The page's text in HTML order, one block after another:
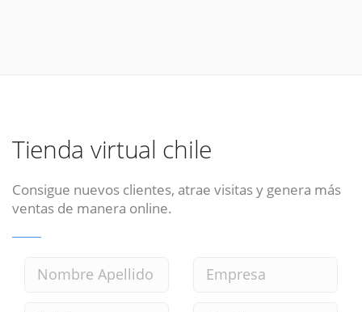
Tienda virtual chile
Consigue nuevos clientes, atrae visitas y genera más
ventas de manera online.